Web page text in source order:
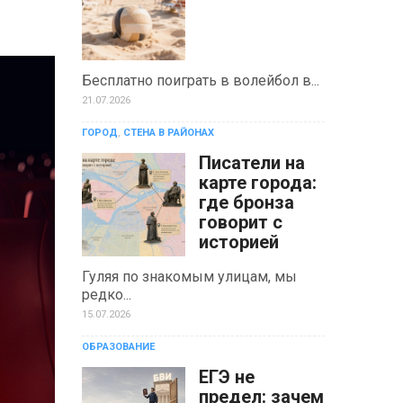
Бесплатно поиграть в волейбол в...
21.07.2026
ГОРОД, СТЕНА В РАЙОНАХ
Писатели на
карте города:
где бронза
говорит с
историей
Гуляя по знакомым улицам, мы
редко...
15.07.2026
ОБРАЗОВАНИЕ
ЕГЭ не
предел: зачем